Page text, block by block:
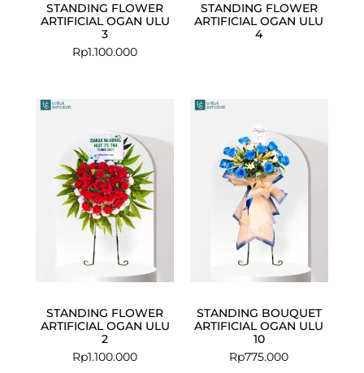
STANDING FLOWER
ARTIFICIAL OGAN ULU
3
Rp1.100.000
STANDING FLOWER
ARTIFICIAL OGAN ULU
4
STANDING FLOWER
ARTIFICIAL OGAN ULU
2
Rp1.100.000
STANDING BOUQUET
ARTIFICIAL OGAN ULU
10
Rp775.000